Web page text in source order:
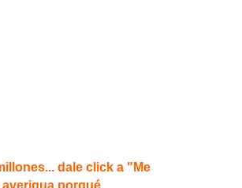
dale click a "Me
porqué